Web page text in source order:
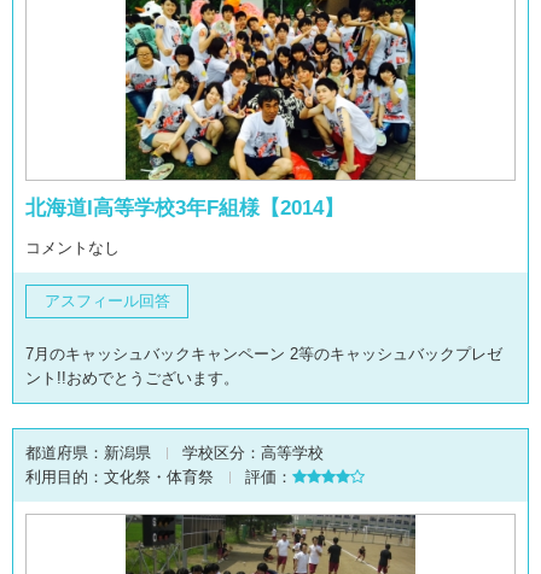
北海道I高等学校3年F組様【2014】
コメントなし
アスフィール回答
7月のキャッシュバックキャンペーン 2等のキャッシュバックプレゼ
ント!!おめでとうございます。
都道府県： 新潟県 学校区分： 高等学校
利用目的： 文化祭・体育祭 評価：